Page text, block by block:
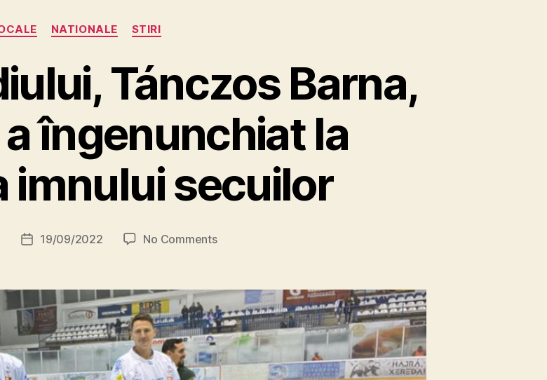
Categories
NATIONALE STIRI
Tánczos Barna,
îngenunchiat la
imnului secuilor
Post19/09/2022 No Commentson
n
i
s
t
r